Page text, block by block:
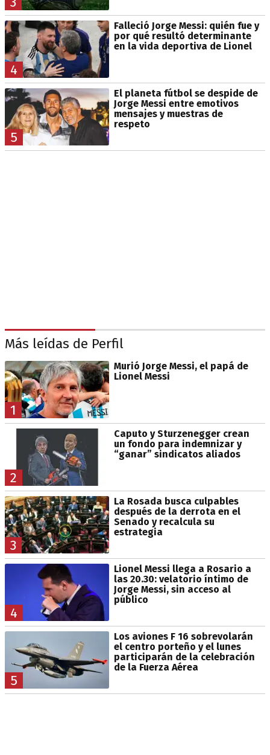
4
Falleció Jorge Messi: quién fue y
por qué resultó determinante
en la vida deportiva de Lionel
5
El planeta fútbol se despide de
Jorge Messi entre emotivos
mensajes y muestras de
respeto
Más leídas de Perfil
1
Murió Jorge Messi, el papá de
Lionel Messi
2
Caputo y Sturzenegger crean
un fondo para indemnizar y
“ganar” sindicatos aliados
3
La Rosada busca culpables
después de la derrota en el
Senado y recalcula su
estrategia
4
Lionel Messi llega a Rosario a
las 20.30: velatorio íntimo de
Jorge Messi, sin acceso al
público
5
Los aviones F 16 sobrevolarán
el centro porteño y el lunes
participarán de la celebración
de la Fuerza Aérea